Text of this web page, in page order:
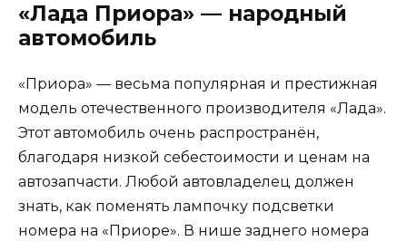
«Лада Приора» — народный
автомобиль
«Приора» — весьма популярная и престижная
модель отечественного производителя «Лада».
Этот автомобиль очень распространён,
благодаря низкой себестоимости и ценам на
автозапчасти. Любой автовладелец должен
знать, как поменять лампочку подсветки
номера на «Приоре». В нише заднего номера